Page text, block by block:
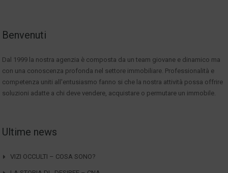
Benvenuti
Dal 1999 la nostra agenzia è composta da un team giovane e dinamico ma
con una conoscenza profonda nel settore immobiliare. Professionalità e
competenza uniti all'entusiasmo fanno si che la nostra attività possa offrire
soluzioni adatte a chi deve vendere, acquistare o permutare un immobile.
Ultime news
VIZI OCCULTI – COSA SONO?